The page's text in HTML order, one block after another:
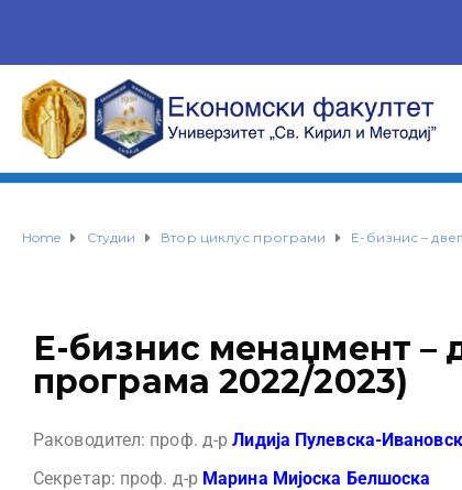
Home Студии Втор циклус програми Е-бизнис –
Е-бизнис менаџмент –
програма 2022/2023)
Раководител: проф. д-рЛидија Пулевска-
Секретар: проф. д-р Марина Мијоска Белшоска